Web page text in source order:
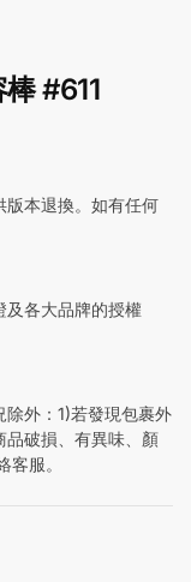
#611
版本退換。如有任何
及各大品牌的授權
外：1)若發現包裹外
破損、有異味、顏
客服。